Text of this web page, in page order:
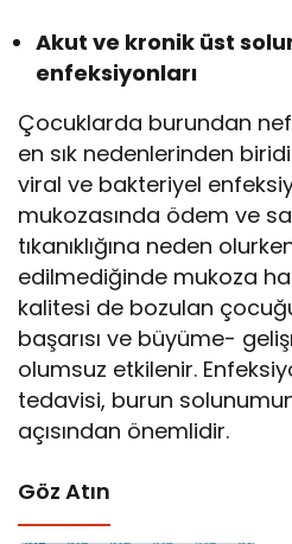
Akut ve kronik üst
enfeksiyonları
Çocuklarda burundan
en sık nedenlerinden
viral ve bakteriyel
mukozasında ödem ve
tıkanıklığına neden
edilmediğinde mukoza
kalitesi de bozulan
başarısı ve büyüme-
olumsuz etkilenir.
tedavisi, burun
açısından önemlidir.
Göz Atın